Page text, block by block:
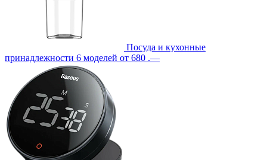
Посуда и кухонные
принадлежности 6 моделей от 680 .—